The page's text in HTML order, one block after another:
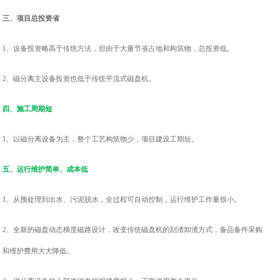
三、项目总投资省
1、设备投资略高于传统方法，但由于大量节省占地和构筑物，总投资低。
2、磁分离主设备投资也低于传统平流式磁盘机。
四、施工周期短
1、以磁分离设备为主，整个工艺构筑物少，项目建设工期短。
五、运行维护简单、成本低
1、从预处理到出水、污泥脱水，全过程可自动控制，运行维护工作量很小。
2、全新的磁盘动态梯度磁路设计，改变传统磁盘机的刮渣卸渣方式，备品备件采购
和维护费用大大降低。